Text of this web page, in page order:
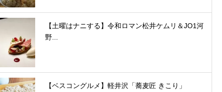
【土曜はナニする】令和ロマン松井ケムリ＆JO1河
野...
【ベスコングルメ】軽井沢「蕎麦匠 きこり」